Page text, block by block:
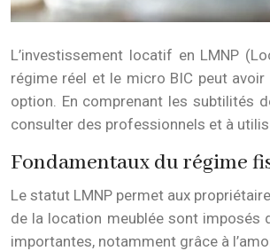
L’investissement locatif en LMNP
régime réel et le micro BIC peut
option. En comprenant les subtilités
consulter des professionnels et à
Fondamentaux du régime
Le statut LMNP permet aux
de la location meublée sont imposés
importantes, notamment grâce à